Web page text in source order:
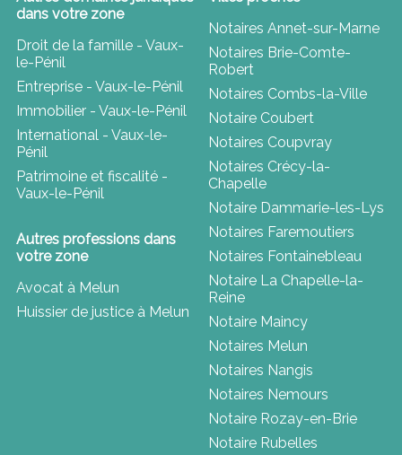
dans votre zone
Droit de la famille - Vaux-
le-Pénil
Entreprise - Vaux-le-Pénil
Immobilier - Vaux-le-Pénil
International - Vaux-le-
Pénil
Patrimoine et fiscalité -
Vaux-le-Pénil
Autres professions dans
votre zone
Avocat à Melun
Huissier de justice à Melun
Notaires Annet-sur-Marne
Notaires Brie-Comte-
Robert
Notaires Combs-la-Ville
Notaire Coubert
Notaires Coupvray
Notaires Crécy-la-
Chapelle
Notaire Dammarie-les-Lys
Notaires Faremoutiers
Notaires Fontainebleau
Notaire La Chapelle-la-
Reine
Notaire Maincy
Notaires Melun
Notaires Nangis
Notaires Nemours
Notaire Rozay-en-Brie
Notaire Rubelles